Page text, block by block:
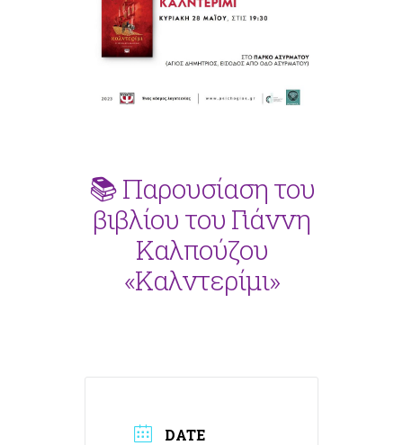
📚 Παρουσίαση του
βιβλίου του Γιάννη
Καλπούζου
«Καλντερίμι»
DATE